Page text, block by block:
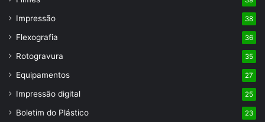
Impressão 38
Flexografia 36
Rotogravura 35
Equipamentos 27
Impressão digital 25
Boletim do Plástico 23